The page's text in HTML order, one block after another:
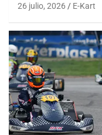
26 julio, 2026 E-Kart